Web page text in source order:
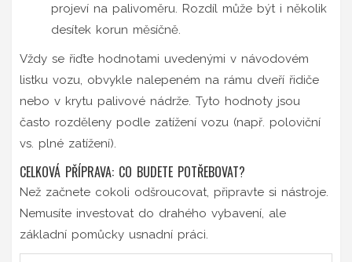
projeví na palivoměru. Rozdíl může být i několik
desítek korun měsíčně.
Vždy se řiďte hodnotami uvedenými v návodovém
listku vozu, obvykle nalepeném na rámu dveří řidiče
nebo v krytu palivové nádrže. Tyto hodnoty jsou
často rozděleny podle zatížení vozu (např. poloviční
vs. plné zatížení).
CELKOVÁ PŘÍPRAVA: CO BUDETE POTŘEBOVAT?
Než začnete cokoli odšroucovat, připravte si nástroje.
Nemusíte investovat do drahého vybavení, ale
základní pomůcky usnadní práci.